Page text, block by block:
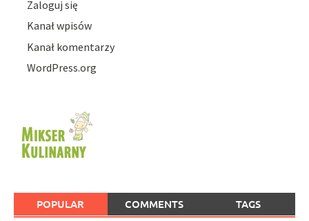
Zaloguj się
Kanał wpisów
Kanał komentarzy
WordPress.org
POPULAR COMMENTS TAGS